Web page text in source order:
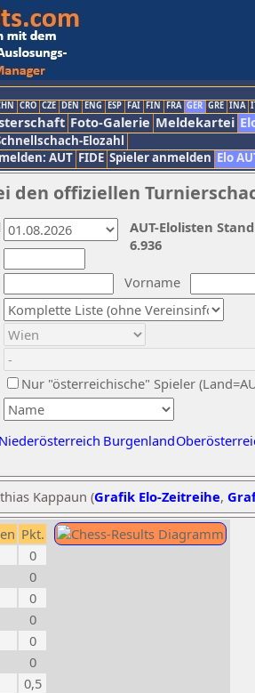
CRO CZE DEN ENG ESP FAI FIN FRA GER GRE INA
Foto-Galerie Meldekartei
Elozahl
AUT FIDE Spieler anmelden Elo
den offiziellen
Vorname
Nur "österreichische" Spieler
Niederösterreich Burgenland
AUT-Elolisten
6.936
Kappaun (Grafik Elo-Zeitreihe,
Pkt.
0
0
0
0
0
0
0,5